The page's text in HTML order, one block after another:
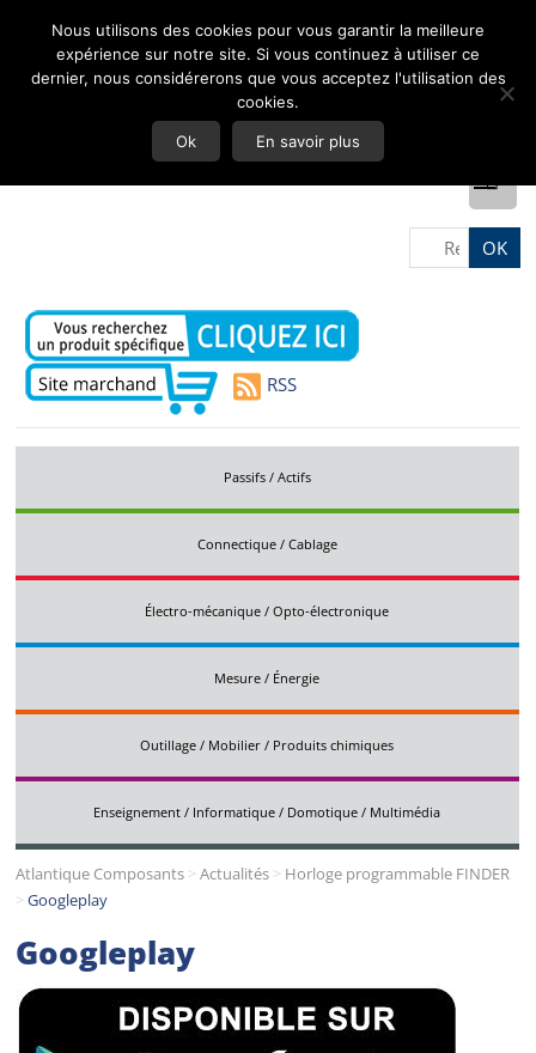
RSS
Passifs / Actifs
Connectique / Cablage
Électro-mécanique / Opto-électronique
Mesure / Énergie
Outillage / Mobilier / Produits chimiques
Enseignement / Informatique / Domotique / Multimédia
Atlantique Composants >Actualités > Horloge programmable FINDER
>Googleplay
Googleplay
Nous utilisons des cookies pour vous garantir la meilleure
expérience sur notre site. Si vous continuez à utiliser ce
dernier, nous considérerons que vous acceptez l'utilisation des
cookies.
Ok En savoir plus